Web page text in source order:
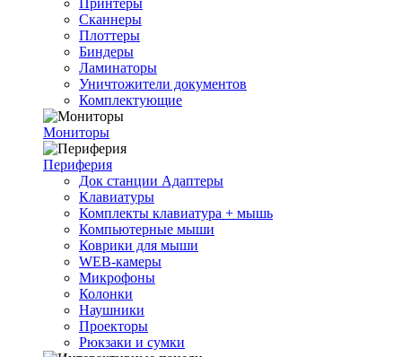
Принтеры
Сканнеры
Плоттеры
Биндеры
Ламинаторы
Уничтожители документов
Комплектующие
Мониторы
Периферия
Док станции Адаптеры
Клавиатуры
Комплекты клавиатура + мышь
Компьютерные мыши
Коврики для мыши
WEB-камеры
Микрофоны
Колонки
Наушники
Проекторы
Рюкзаки и сумки